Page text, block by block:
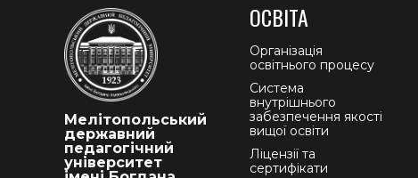
Мелітопольський
державний
педагогічний
університет
ОСВІТА
Організація
освітнього процесу
Система
внутрішнього
забезпечення якості
вищої освіти
Ліцензії та
сертифікати